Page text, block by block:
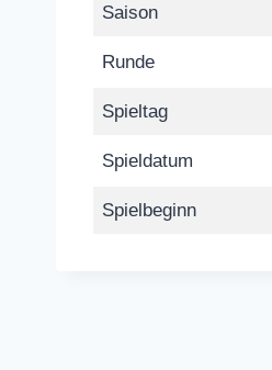
Saison
Runde
Spieltag
Spieldatum
Spielbeginn